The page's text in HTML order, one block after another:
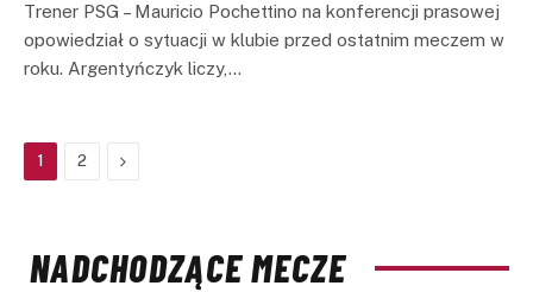
Trener PSG – Mauricio Pochettino na konferencji prasowej
opowiedział o sytuacji w klubie przed ostatnim meczem w
roku. Argentyńczyk liczy,…
1 2 Next
NADCHODZĄCE MECZE